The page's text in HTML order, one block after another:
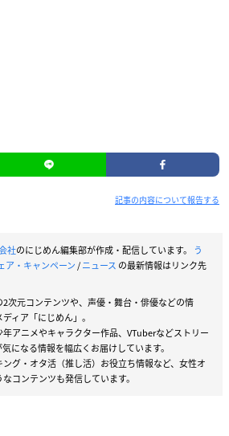
記事の内容について報告する
社のにじめん編集部が作成・配信しています。
う
ア・キャンペーン/ニュース の最新情報はリンク先
次元コンテンツや、声優・舞台・俳優などの情
ィア「にじめん」。
アニメやキャラクター作品、VTuberなどストリー
になる情報を幅広くお届けしています。
グ・オタ活（推し活）お役立ち情報など、女性オ
コンテンツも発信しています。